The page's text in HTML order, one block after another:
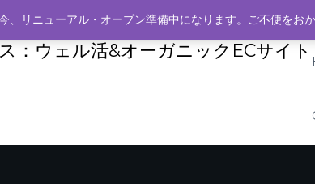
Japan info@pipas.jp
：ウェル活&オーガニックECサイト
、リニューアル・オープン準備中になります。ご不便をお